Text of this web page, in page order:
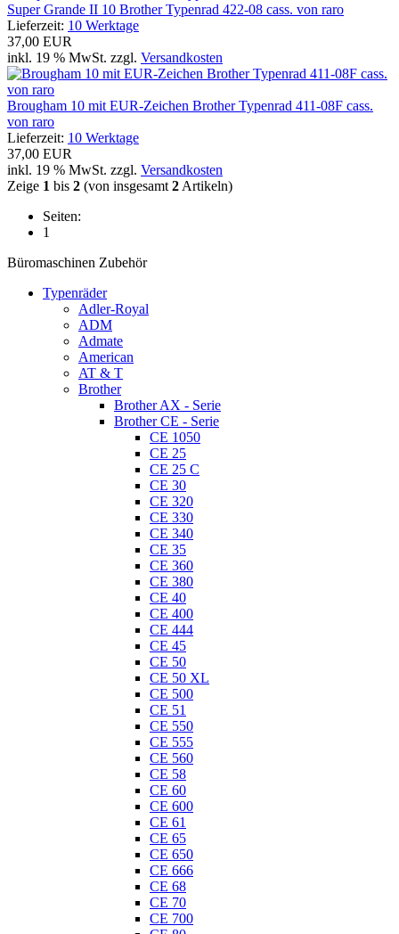
Super Grande II 10 Brother Typenrad 422-08 cass. von raro
Lieferzeit: 10 Werktage
37,00 EUR
inkl. 19 % MwSt. zzgl. Versandkosten
Brougham 10 mit EUR-Zeichen Brother Typenrad 411-08F cass.
von raro
Lieferzeit: 10 Werktage
37,00 EUR
inkl. 19 % MwSt. zzgl. Versandkosten
Zeige 1 bis 2 (von insgesamt 2 Artikeln)
Seiten:
1
Büromaschinen Zubehör
Typenräder
Adler-Royal
ADM
Admate
American
AT & T
Brother
Brother AX - Serie
Brother CE - Serie
CE 1050
CE 25
CE 25 C
CE 30
CE 320
CE 330
CE 340
CE 35
CE 360
CE 380
CE 40
CE 400
CE 444
CE 45
CE 50
CE 50 XL
CE 500
CE 51
CE 550
CE 555
CE 560
CE 58
CE 60
CE 600
CE 61
CE 65
CE 650
CE 666
CE 68
CE 70
CE 700